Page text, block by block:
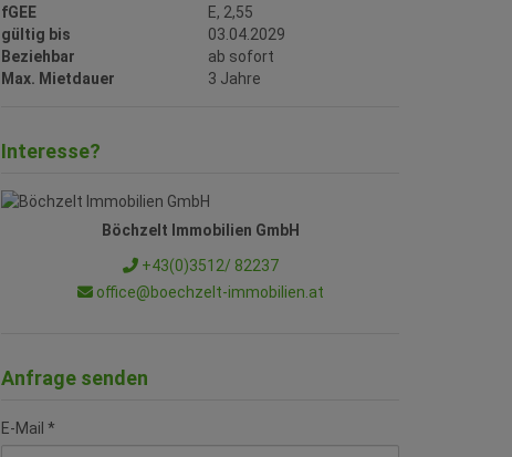
fGEE
E, 2,55
gültig bis
03.04.2029
Beziehbar
ab sofort
Max. Mietdauer
3 Jahre
Interesse?
Böchzelt Immobilien GmbH
+43(0)3512/ 82237
office@boechzelt-immobilien.at
Anfrage senden
E-Mail